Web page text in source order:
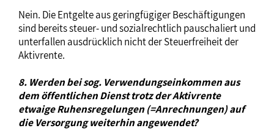
Nein. Die Entgelte aus geringfügiger Beschäftigungen
sind bereits steuer- und sozialrechtlich pauschaliert und
unterfallen ausdrücklich nicht der Steuerfreiheit der
Aktivrente.
8. Werden bei sog. Verwendungseinkommen aus
dem öffentlichen Dienst trotz der Aktivrente
etwaige Ruhensregelungen (=Anrechnungen) auf
die Versorgung weiterhin angewendet?